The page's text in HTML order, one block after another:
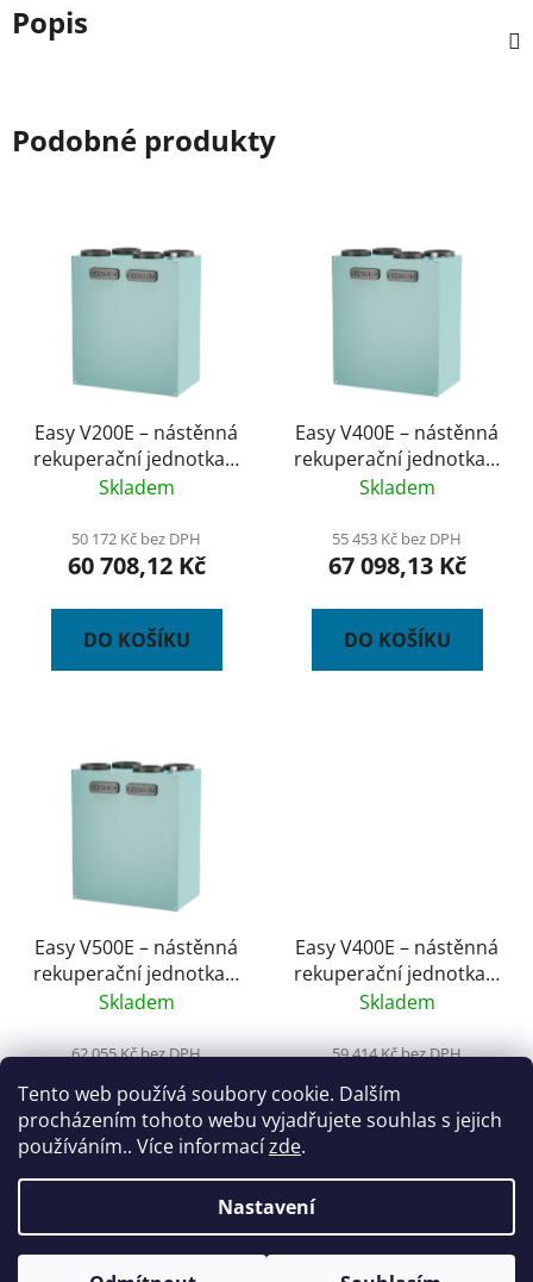
Tento web používá soubory cookie. Dalším
procházením tohoto webu vyjadřujete souhlas s jejich
používáním.. Více informacízde.
Nastavení
Popis
Podobné produkty
Easy V200E – nástěnná
rekuperační jednotka s
entalpickým
předehřev, s čidlem
CO2
Skladem
50 172 Kč bez DPH
60 708,12 Kč
DO KOŠÍKU
Easy V400E – nástěnná
rekuperační jednotka s
entalpickým
Skladem
55 453 Kč bez DPH
67 098,13 Kč
DO KOŠÍKU
Easy V500E – nástěnná
rekuperační jednotka s
entalpickým
předehřev, s čidlem
Skladem
62 055 Kč bez DPH
75 086,55 Kč
DO KOŠÍKU
Easy V400E – nástěnná
rekuperační jednotka s
entalpickým
předehřev, s čidlem
Skladem
59 414 Kč bez DPH
71 890,94 Kč
Vytvořil Shoptet